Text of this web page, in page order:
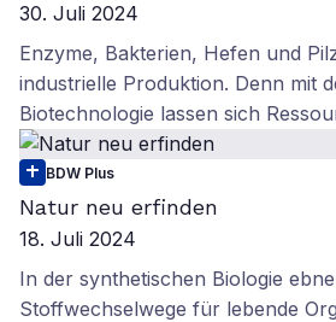
30. Juli 2024
Enzyme, Bakterien, Hefen und
industrielle Produktion. Denn mit
Biotechnologie lassen sich
BDW Plus
Natur neu erfinden
18. Juli 2024
In der synthetischen Biologie
Stoffwechselwege für lebende